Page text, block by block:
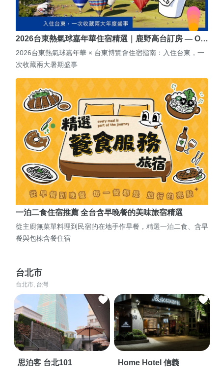
2026台東熱氣球嘉年華住宿精選｜鹿野高台訂房 — O…
2026台東熱氣球嘉年華 × 台東博覽會住宿指南：入住台東，一
次收藏兩大暑期盛事
一泊二食住宿推薦 全台含早晚餐的美味旅宿精選
從主廚無菜單料理到民宿的在地手作早餐，精選一泊二食、含早
餐與包棟含餐住宿
台北市
台北市, 台灣
思泊客 台北101 Home Hotel 信義